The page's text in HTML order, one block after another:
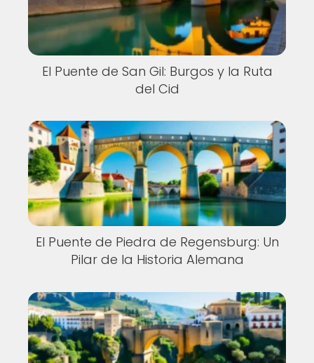
El Puente de San Gil: Burgos y la Ruta
del Cid
El Puente de Piedra de Regensburg: Un
Pilar de la Historia Alemana